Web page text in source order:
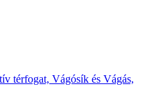
térfogat, Vágósík és Vágás,